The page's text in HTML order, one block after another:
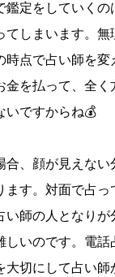
鑑定をしていくの
てしまいます。無
時点で占い師を変
金を払って、全く
いですからね💰
合、顔が見えない
ます。対面で占っ
い師の人となりが
しいのです。電
大切にして占い師